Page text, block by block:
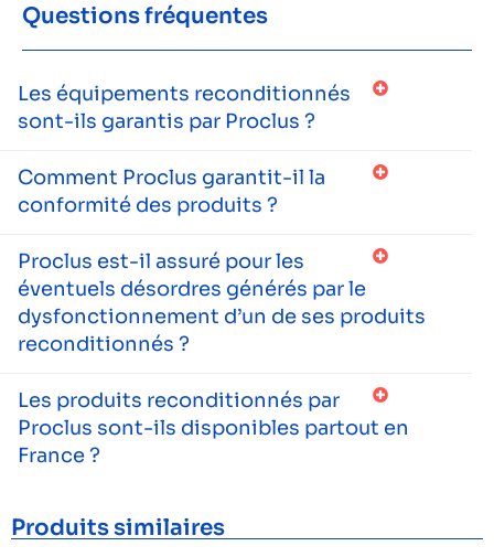
Questions fréquentes
Les équipements reconditionnés
sont-ils garantis par Proclus ?
Comment Proclus garantit-il la
conformité des produits ?
Proclus est-il assuré pour les
éventuels désordres générés par le
dysfonctionnement d’un de ses produits
reconditionnés ?
Les produits reconditionnés par
Proclus sont-ils disponibles partout en
France ?
Produits similaires